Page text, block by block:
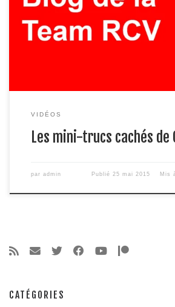
VIDÉOS
Les mini-trucs cachés de
par admin Publié25 mai 2015 Mis
CATÉGORIES